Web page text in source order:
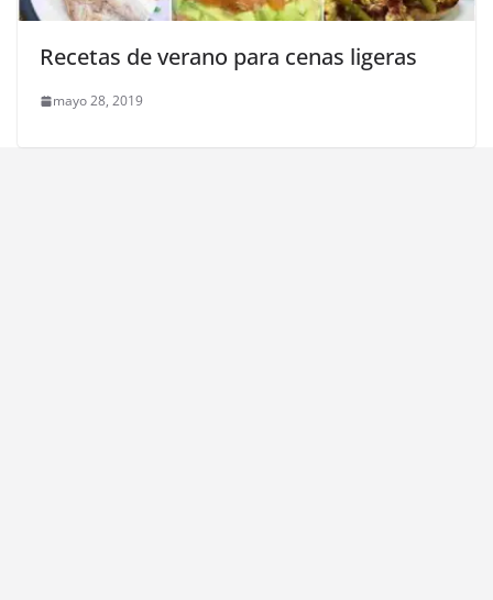
Recetas de verano para cenas ligeras
mayo 28, 2019